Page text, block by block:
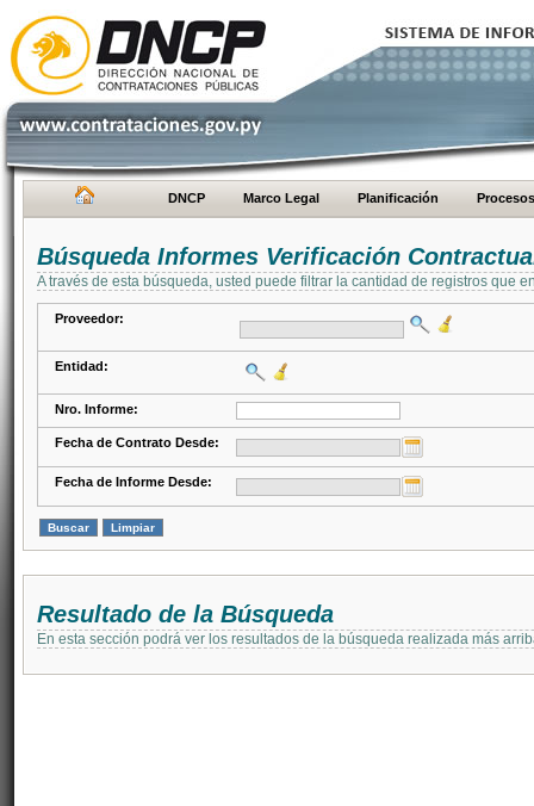
DNCP Marco Legal Planificación Procesos
Búsqueda Informes Verificación
A través de esta búsqueda, usted puede filtrar la cantidad de registros que
Proveedor:
Entidad:
Nro. Informe:
Fecha de Contrato Desde:
Fecha de Informe Desde:
Resultado de la Búsqueda
En esta sección podrá ver los resultados de la búsqueda realizada más